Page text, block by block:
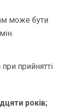
може бути
прийнятті
років;